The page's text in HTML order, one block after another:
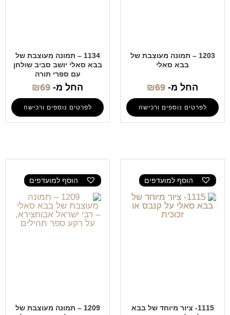
1203 – תמונה מעוצבת של
בבא סאלי
החל מ- ₪69
לפרטים נוספים ורכישה
1134 – תמונה מעוצבת של
בבא סאלי יושב סביב שולחן
עם ספרי תורה
החל מ- ₪69
לפרטים נוספים ורכישה
הוסף למועדפים
1115- ציור מיוחד של בבא
הוסף למועדפים
1209 – תמונה מעוצבת של